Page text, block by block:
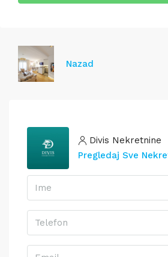
Nazad
Divis Nekretnine
Pregledaj Sve